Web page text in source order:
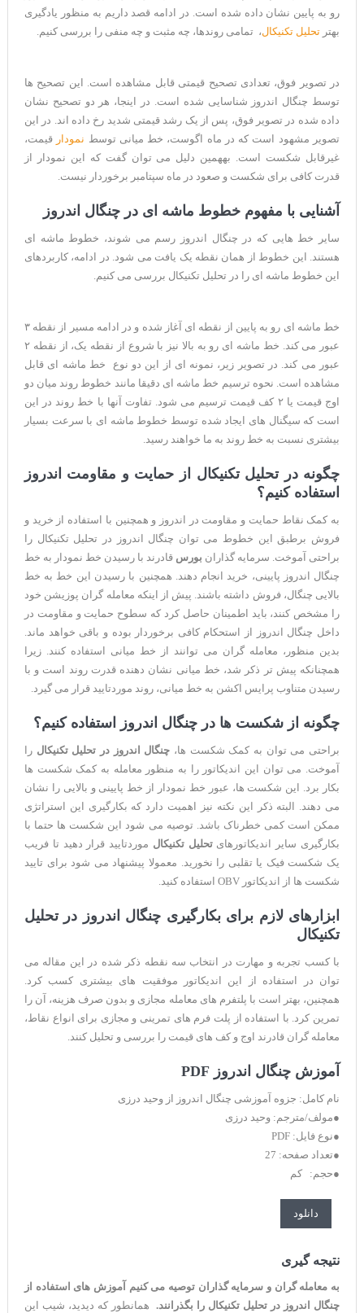
رو به پایین نشان داده شده است. در ادامه قصد داریم به منظور یادگیری
بهتر تحلیل تکنیکال، تمامی روندها، چه مثبت و چه منفی را بررسی کنیم.
در تصویر فوق، تعدادی تصحیح قیمتی قابل مشاهده است. این تصحیح ها
توسط چنگال اندروز شناسایی شده است. در اینجا، هر دو تصحیح نشان
داده شده در تصویر فوق، پس از یک رشد قیمتی شدید رخ داده اند. در این
تصویر مشهود است که در ماه اگوست، خط میانی توسط نمودار قیمت،
غیرقابل شکست است. بههمین دلیل می توان گفت که این نمودار از
قدرت کافی برای شکست و صعود در ماه سپتامبر برخوردار نیست.
آشنایی با مفهوم خطوط ماشه ای در چنگال اندروز
سایر خط هایی که در چنگال اندروز رسم می شوند، خطوط ماشه ای
هستند. این خطوط از همان نقطه یک یافت می شود. در ادامه، کاربردهای
این خطوط ماشه ای را در تحلیل تکنیکال بررسی می کنیم.
خط ماشه ای رو به پایین از نقطه ای آغاز شده و در ادامه مسیر از نقطه ۳
عبور می کند. خط ماشه ای رو به بالا نیز با شروع از نقطه یک، از نقطه ۲
عبور می کند. در تصویر زیر، نمونه ای از این دو نوع خط ماشه ای قابل
مشاهده است. نحوه ترسیم خط ماشه ای دقیقا مانند خطوط روند میان دو
اوج قیمت یا ۲ کف قیمت ترسیم می شود. تفاوت آنها با خط روند در این
است که سیگنال های ایجاد شده توسط خطوط ماشه ای با سرعت بسیار
بیشتری نسبت به خط روند به ما خواهند رسید.
چگونه در تحلیل تکنیکال از حمایت و مقاومت اندروز
استفاده کنیم؟
به کمک نقاط حمایت و مقاومت در اندروز و همچنین با استفاده از خرید و
فروش برطبق این خطوط می توان چنگال اندروز در تحلیل تکنیکال را
براحتی آموخت. سرمایه گذاران بورس قادرند با رسیدن خط نمودار به خط
چنگال اندروز پایینی، خرید انجام دهند. همچنین با رسیدن این خط به خط
بالایی چنگال، فروش داشته باشند. پیش از اینکه معامله گران پوزیشن خود
را مشخص کنند، باید اطمینان حاصل کرد که سطوح حمایت و مقاومت در
داخل چنگال اندروز از استحکام کافی برخوردار بوده و باقی خواهد ماند.
بدین منظور، معامله گران می توانند از خط میانی استفاده کنند. زیرا
همچنانکه پیش تر ذکر شد، خط میانی نشان دهنده قدرت روند است و با
رسیدن متناوب پرایس اکشن به خط میانی، روند موردتایید قرار می گیرد.
چگونه از شکست ها در چنگال اندروز استفاده کنیم؟
براحتی می توان به کمک شکست ها، چنگال اندروز در تحلیل تکنیکال را
آموخت. می توان این اندیکاتور را به منظور معامله به کمک شکست ها
بکار برد. این شکست ها، عبور خط نمودار از خط پایینی و بالایی را نشان
می دهند. البته ذکر این نکته نیز اهمیت دارد که بکارگیری این استراتژی
ممکن است کمی خطرناک باشد. توصیه می شود این شکست ها حتما با
بکارگیری سایر اندیکاتورهایتحلیل تکنیکال موردتایید قرار دهید تا فریب
یک شکست فیک یا تقلبی را نخورید. معمولا پیشنهاد می شود برای تایید
شکست ها از اندیکاتور OBV استفاده کنید.
ابزارهای لازم برای بکارگیری چنگال اندروز در تحلیل
تکنیکال
با کسب تجربه و مهارت در انتخاب سه نقطه ذکر شده در این مقاله می
توان در استفاده از این اندیکاتور موفقیت های بیشتری کسب کرد.
همچنین، بهتر است با پلتفرم های معامله مجازی و بدون صرف هزینه، آن را
تمرین کرد. با استفاده از پلت فرم های تمرینی و مجازی برای انواع نقاط،
معامله گران قادرند اوج و کف های قیمت را بررسی و تحلیل کنند.
آموزش چنگال اندروز PDF
نام کامل: جزوه آموزشی چنگال اندروز از وحید درزی
●مولف/مترجم: وحید درزی
●نوع فایل: PDF
●تعداد صفحه: 27
●حجم: کم
دانلود
نتیجه گیری
به معامله گران و سرمایه گذاران توصیه می کنیم آموزش های استفاده از
چنگال اندروز در تحلیل تکنیکال را بگذرانند. همانطور که دیدید، شیب این